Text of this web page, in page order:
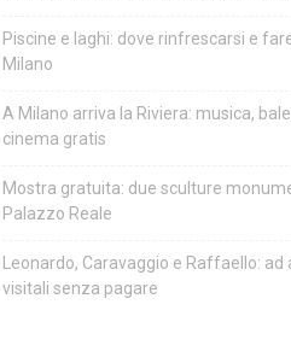
Piscine e laghi: dove rinfrescarsi e
Milano
A Milano arriva la Riviera: musica,
cinema gratis
Mostra gratuita: due sculture
Palazzo Reale
Leonardo, Caravaggio e Raffaello: ad
visitali senza pagare